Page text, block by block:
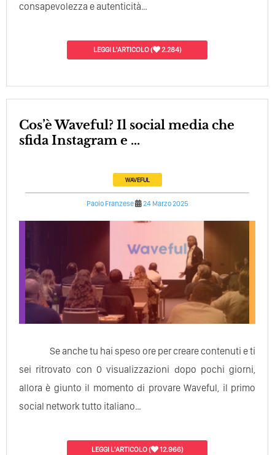
consapevolezza e autenticità…
LEGGI L'ARTICOLO( 2.284)
Cos’è Waveful? Il social media che
sfida Instagram e ...
WAVEFUL
Paolo Franzese 24 Marzo 2025
Se anche tu hai speso ore per creare contenuti e ti
sei ritrovato con 0 visualizzazioni dopo pochi giorni,
allora è giunto il momento di provare Waveful, il primo
social network tutto italiano…
LEGGI L'ARTICOLO( 12.966)